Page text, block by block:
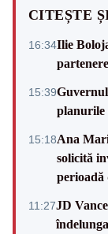
CITEȘTE
16:34Ilie
15:39
planurile
15:18Ana
solicită
perioadă
11:27JD